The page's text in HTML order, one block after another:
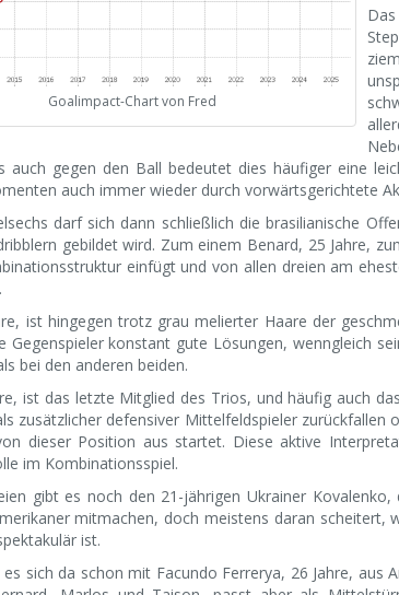
Goalimpact-Chart von Fred
auch gegen den Ball bedeutet dies häufiger eine
auch immer wieder durch vorwärtsgerichtete
darf sich dann schließlich die brasilianische
gebildet wird. Zum einem Benard, 25 Jahre,
einfügt und von allen dreien am
ist hingegen trotz grau melierter Haare der
Gegenspieler konstant gute Lösungen, wenngleich
bei den anderen beiden.
ist das letzte Mitglied des Trios, und häufig auch
zusätzlicher defensiver Mittelfeldspieler zurückfallen
dieser Position aus startet. Diese aktive
im Kombinationsspiel.
gibt es noch den 21-jährigen Ukrainer
mitmachen, doch meistens daran scheitert,
ist.
sich da schon mit Facundo Ferrerya, 26 Jahre, aus